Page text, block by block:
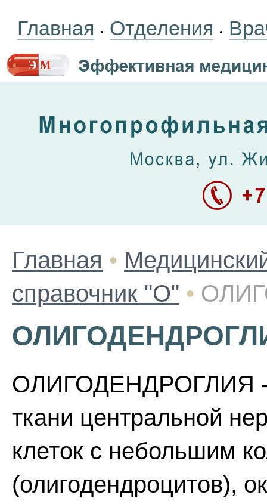
Главная • Отделения •
Главная •
справочник "О" •
ОЛИГОДЕНДРОГЛИЯ -
ткани центральной
клеток с небольшим
(олигодендроцитов),